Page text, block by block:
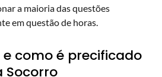
a maioria das questões
em questão de horas.
como é precificado
Socorro